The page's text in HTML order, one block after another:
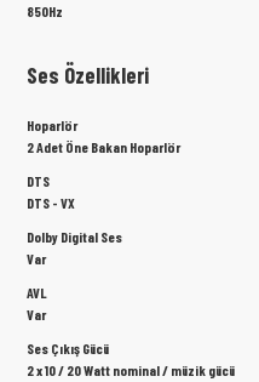
850Hz
Ses Özellikleri
Hoparlör
2 Adet Öne Bakan Hoparlör
DTS
DTS - VX
Dolby Digital Ses
Var
AVL
Var
Ses Çıkış Gücü
2 x 10 / 20 Watt nominal / müzik gücü